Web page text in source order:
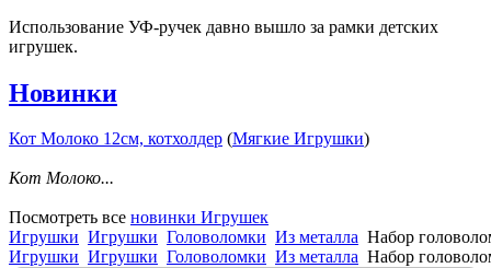
Использование УФ-ручек давно вышло за рамки детских
игрушек.
Новинки
Кот Молоко 12см, котхолдер (Мягкие Игрушки)
Кот Молоко...
Посмотреть все новинки Игрушек
Игрушки Игрушки Головоломки Из металла Набор
Игрушки Игрушки Головоломки Из металла Набор